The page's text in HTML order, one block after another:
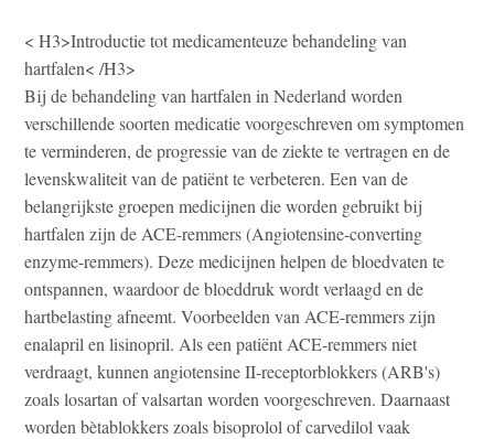
< H3>Introductie tot medicamenteuze behandeling van
hartfalen< /H3>
Bij de behandeling van hartfalen in Nederland worden
verschillende soorten medicatie voorgeschreven om symptomen
te verminderen, de progressie van de ziekte te vertragen en de
levenskwaliteit van de patiënt te verbeteren. Een van de
belangrijkste groepen medicijnen die worden gebruikt bij
hartfalen zijn de ACE-remmers (Angiotensine-converting
enzyme-remmers). Deze medicijnen helpen de bloedvaten te
ontspannen, waardoor de bloeddruk wordt verlaagd en de
hartbelasting afneemt. Voorbeelden van ACE-remmers zijn
enalapril en lisinopril. Als een patiënt ACE-remmers niet
verdraagt, kunnen angiotensine II-receptorblokkers (ARB's)
zoals losartan of valsartan worden voorgeschreven. Daarnaast
worden bètablokkers zoals bisoprolol of carvedilol vaak